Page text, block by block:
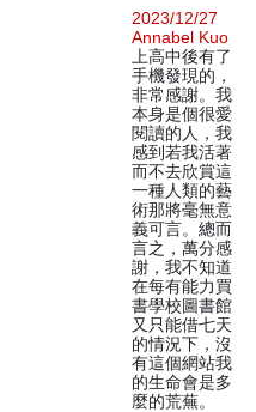
2023/12/27
Annabel Kuo
上高中後有了
手機發現的，
非常感謝。我
本身是個很愛
閱讀的人，我
感到若我活著
而不去欣賞這
一種人類的藝
術那將毫無意
義可言。總而
言之，萬分感
謝，我不知道
在每有能力買
書學校圖書館
又只能借七天
的情況下，沒
有這個網站我
的生命會是多
麼的荒蕪。